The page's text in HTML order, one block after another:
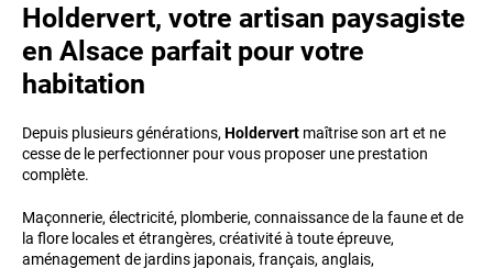
Holdervert, votre artisan paysagiste
en Alsace parfait pour votre
habitation
Depuis plusieurs générations, Holdervert maîtrise son art et ne
cesse de le perfectionner pour vous proposer une prestation
complète.
Maçonnerie, électricité, plomberie, connaissance de la faune et de
la flore locales et étrangères, créativité à toute épreuve,
aménagement de jardins japonais, français, anglais,